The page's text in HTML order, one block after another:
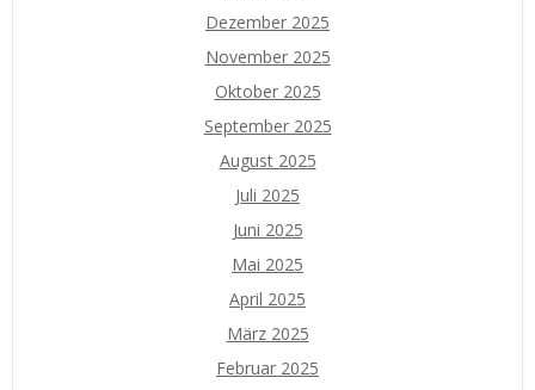
Dezember 2025
November 2025
Oktober 2025
September 2025
August 2025
Juli 2025
Juni 2025
Mai 2025
April 2025
März 2025
Februar 2025